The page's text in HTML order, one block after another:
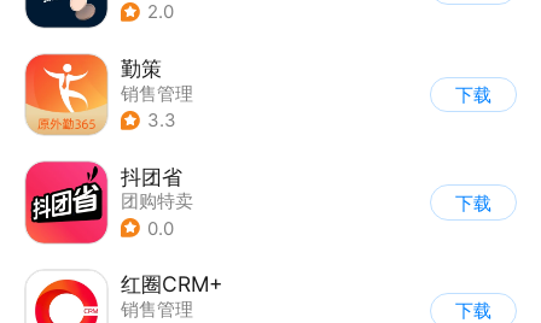
2.0
勤策
销售管理
3.3
下载
抖团省
团购特卖
0.0
下载
红圈CRM+
销售管理
下载